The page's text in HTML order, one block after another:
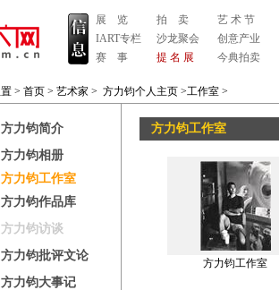
展 览
IART专栏
赛 事
拍 卖
沙龙聚会
提 名 展
艺 术 节
创意产业
今典拍卖
> 首页 > 艺术家 > 方力钧个人主页 >工作室 >
方力钧简介
方力钧相册
方力钧工作室
方力钧作品库
方力钧访谈
方力钧批评文论
方力钧大事记
方力钧工作室
方力钧工作室